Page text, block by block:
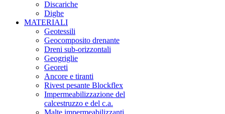
Discariche
Dighe
MATERIALI
Geotessili
Geocomposito drenante
Dreni sub-orizzontali
Geogriglie
Georeti
Ancore e tiranti
Rivest pesante Blockflex
Impermeabilizzazione del
calcestruzzo e del c.a.
Malte impermeabilizzanti